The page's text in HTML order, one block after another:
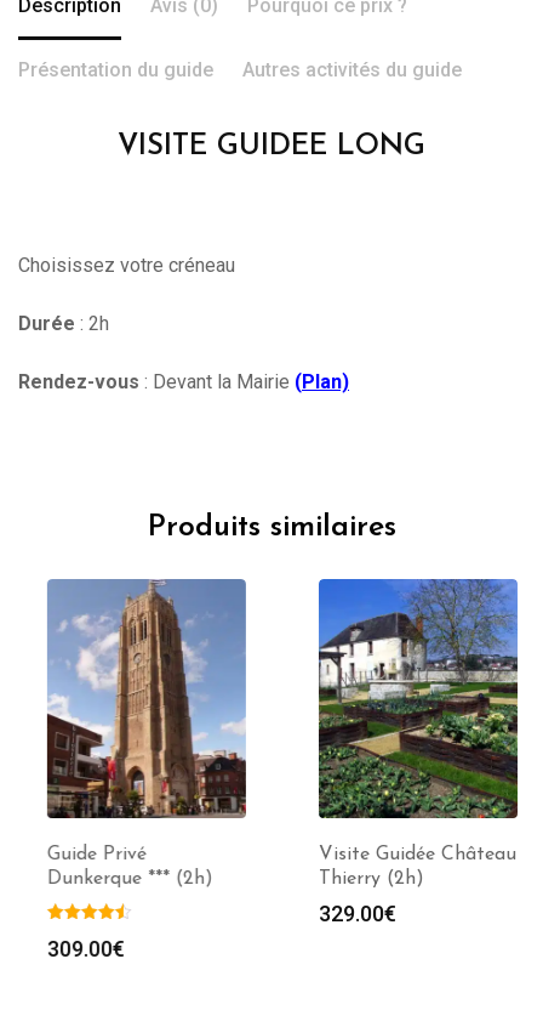
Description Avis (0) Pourquoi ce prix ?
Présentation du guide Autres activités du guide
VISITE GUIDEE LONG
Choisissez votre créneau
Durée : 2h
Rendez-vous : Devant la Mairie (Plan)
Produits similaires
Guide Privé
Dunkerque *** (2h)
309.00€
Visite Guidée Château
Thierry (2h)
329.00€